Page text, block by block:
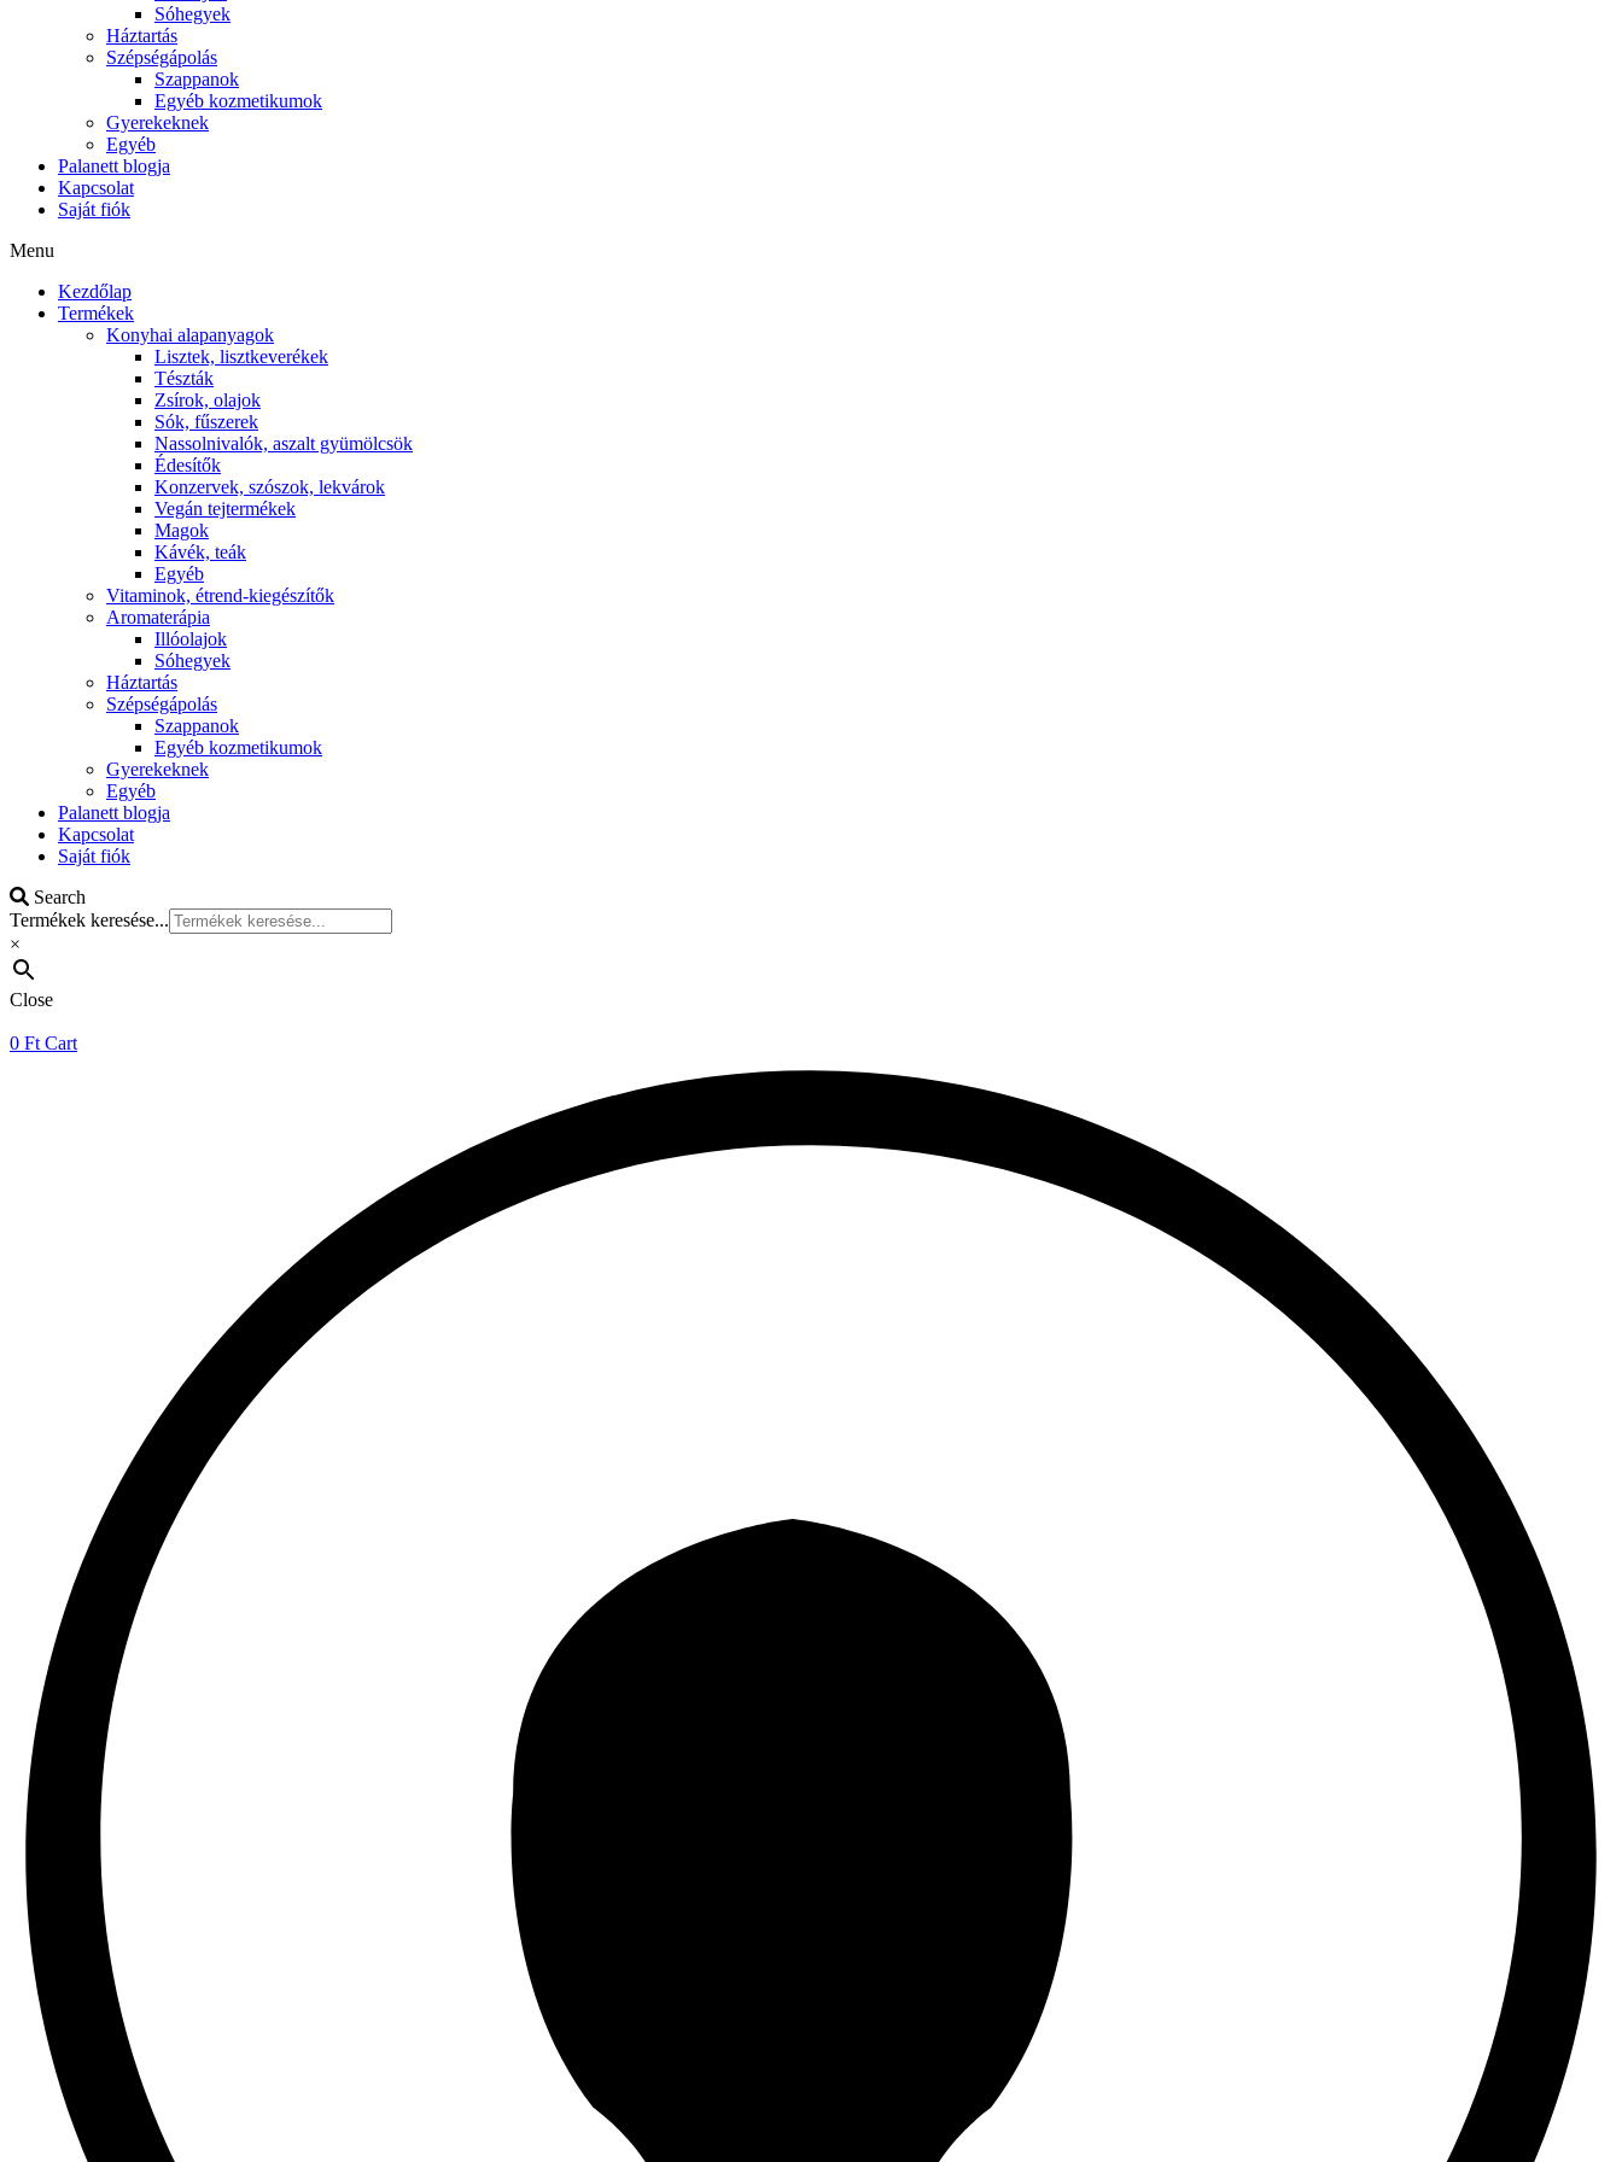
Sóhegyek
Háztartás
Szépségápolás
Szappanok
Egyéb kozmetikumok
Gyerekeknek
Egyéb
Palanett blogja
Kapcsolat
Saját fiók
Menu
Kezdőlap
Termékek
Konyhai alapanyagok
Lisztek, lisztkeverékek
Tészták
Zsírok, olajok
Sók, fűszerek
Nassolnivalók, aszalt gyümölcsök
Édesítők
Konzervek, szószok, lekvárok
Vegán tejtermékek
Magok
Kávék, teák
Egyéb
Vitaminok, étrend-kiegészítők
Aromaterápia
Illóolajok
Sóhegyek
Háztartás
Szépségápolás
Szappanok
Egyéb kozmetikumok
Gyerekeknek
Egyéb
Palanett blogja
Kapcsolat
Saját fiók
Search
Termékek keresése...
×
Close
0 Ft Cart